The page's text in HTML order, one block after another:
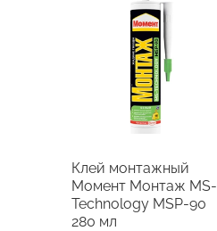
Клей монтажный
Момент Монтаж MS-
Technology MSP-90
280 мл